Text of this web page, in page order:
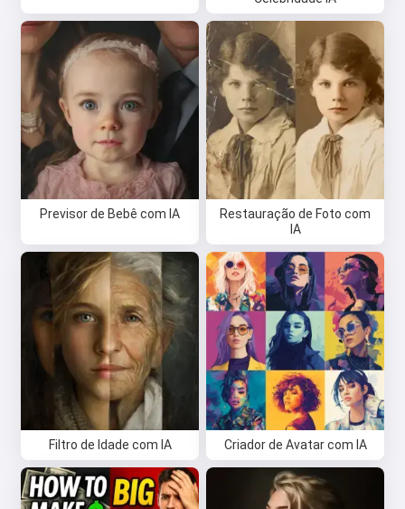
Previsor de Bebê com IA
Restauração de Foto com
IA
Filtro de Idade com IA Criador de Avatar com IA